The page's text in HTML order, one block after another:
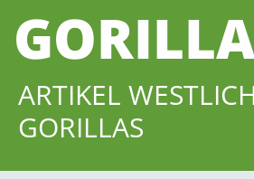
ARTIKEL
GORILLAS